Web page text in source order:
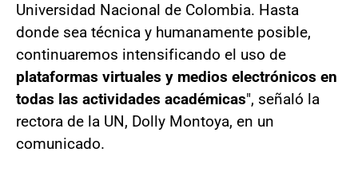
Universidad Nacional de Colombia. Hasta
donde sea técnica y humanamente posible,
continuaremos intensificando el uso de
plataformas virtuales y medios electrónicos en
todas las actividades académicas", señaló la
rectora de la UN, Dolly Montoya, en un
comunicado.